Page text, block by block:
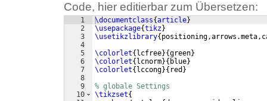
Code, hier editierbar zum Übersetzen:
1
2
3
4
5
6
7
8
9
10
\documentclass{article}
\usepackage{tikz}
\usetikzlibrary{
\colorlet{ lcfree}{green}
\colorlet{ lcnorm}{ blue}
\colorlet{ lccong}{ red }
% globale Settings
\tikzset{